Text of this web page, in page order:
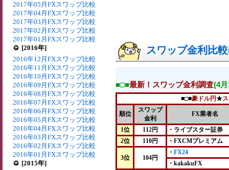
2017年05月FXスワップ比較
2017年04月FXスワップ比較
2017年03月FXスワップ比較
2017年02月FXスワップ比較
2017年01月FXスワップ比較
[2016年]
2016年12月FXスワップ比較
2016年11月FXスワップ比較
2016年10月FXスワップ比較
2016年09月FXスワップ比較
2016年08月FXスワップ比較
2016年07月FXスワップ比較
2016年06月FXスワップ比較
2016年05月FXスワップ比較
2016年04月FXスワップ比較
2016年03月FXスワップ比較
2016年02月FXスワップ比較
2016年01月FXスワップ比較
[2015年]
スワップ金利比
■□■最新！スワップ金利調査(4
■□■豪ドル円★
順位
スワップ
金利
FX業者名
1位 112円
・ライブスター証券
2位
110円 ・FXCMプレミアム
3位 104円
・ FX24
・kakakuFX